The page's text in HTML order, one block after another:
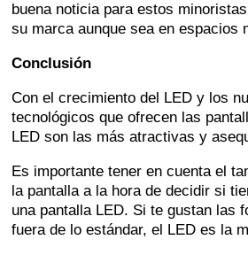
buena noticia para estos
su marca aunque sea en espacios
Conclusión
Con el crecimiento del LED y los
tecnológicos que ofrecen las
LED son las más atractivas y
Es importante tener en cuenta el
la pantalla a la hora de decidir si
una pantalla LED. Si te gustan las
fuera de lo estándar, el LED es la